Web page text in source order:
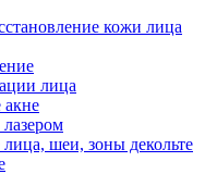
кожи лица
лица
акне
шеи, зоны декольте